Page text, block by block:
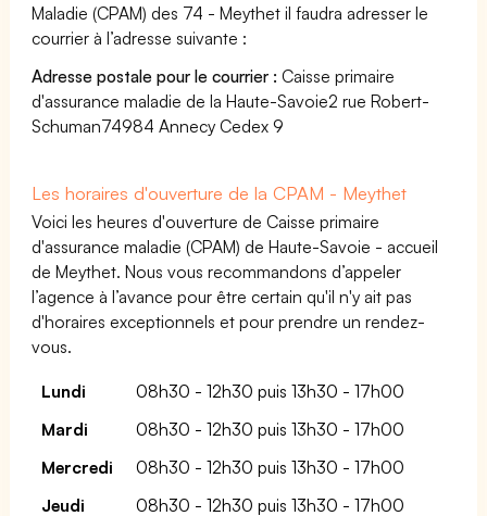
Maladie (CPAM) des 74 - Meythet il faudra adresser le
courrier à l’adresse suivante :
Adresse postale pour le courrier : Caisse primaire
d'assurance maladie de la Haute-Savoie2 rue Robert-
Schuman74984 Annecy Cedex 9
Les horaires d'ouverture de la CPAM - Meythet
Voici les heures d'ouverture de Caisse primaire
d'assurance maladie (CPAM) de Haute-Savoie - accueil
de Meythet. Nous vous recommandons d’appeler
l’agence à l’avance pour être certain qu'il n'y ait pas
d'horaires exceptionnels et pour prendre un rendez-
vous.
Lundi
08h30 - 12h30 puis 13h30 - 17h00
Mardi
08h30 - 12h30 puis 13h30 - 17h00
Mercredi
08h30 - 12h30 puis 13h30 - 17h00
Jeudi
08h30 - 12h30 puis 13h30 - 17h00